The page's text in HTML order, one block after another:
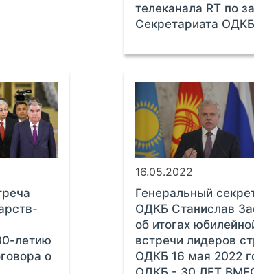
телеканала RT по
Секретариата
летию
о
16.05.2022
Генеральный
ОДКБ Станислав
об итогах
встречи лидеров
ОДКБ 16 мая 2022